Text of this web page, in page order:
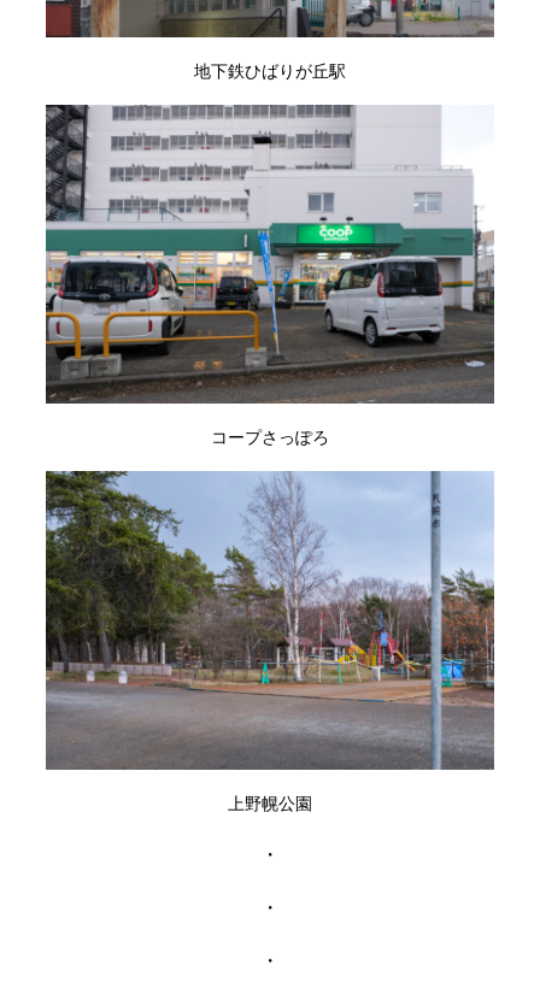
地下鉄ひばりが丘駅
コープさっぽろ
上野幌公園
・
・
・